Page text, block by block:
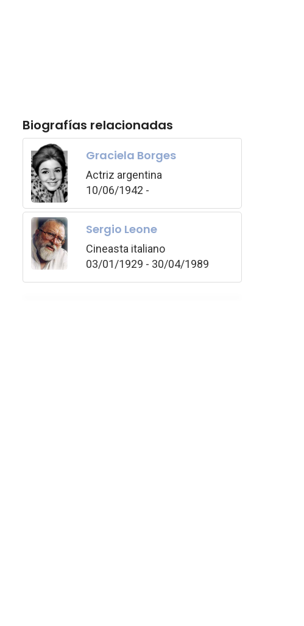
Biografías relacionadas
Graciela Borges
Actriz argentina
10/06/1942 -
Sergio Leone
Cineasta italiano
03/01/1929 - 30/04/1989